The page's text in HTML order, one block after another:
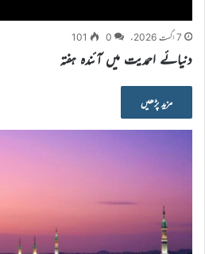
7 اگست 2026ء 0
101
دنیائے احمدیت میں آئندہ ہفتہ
مزید پڑھیں